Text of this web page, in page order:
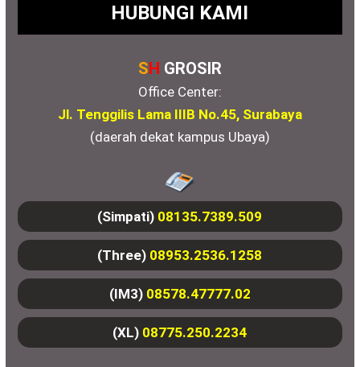
HUBUNGI KAMI
SH GROSIR
Office Center:
Jl. Tenggilis Lama IIIB No.45, Surabaya
(daerah dekat kampus Ubaya)
(Simpati) 08135.7389.509
(Three) 08953.2536.1258
(IM3) 08578.47777.02
(XL) 08775.250.2234